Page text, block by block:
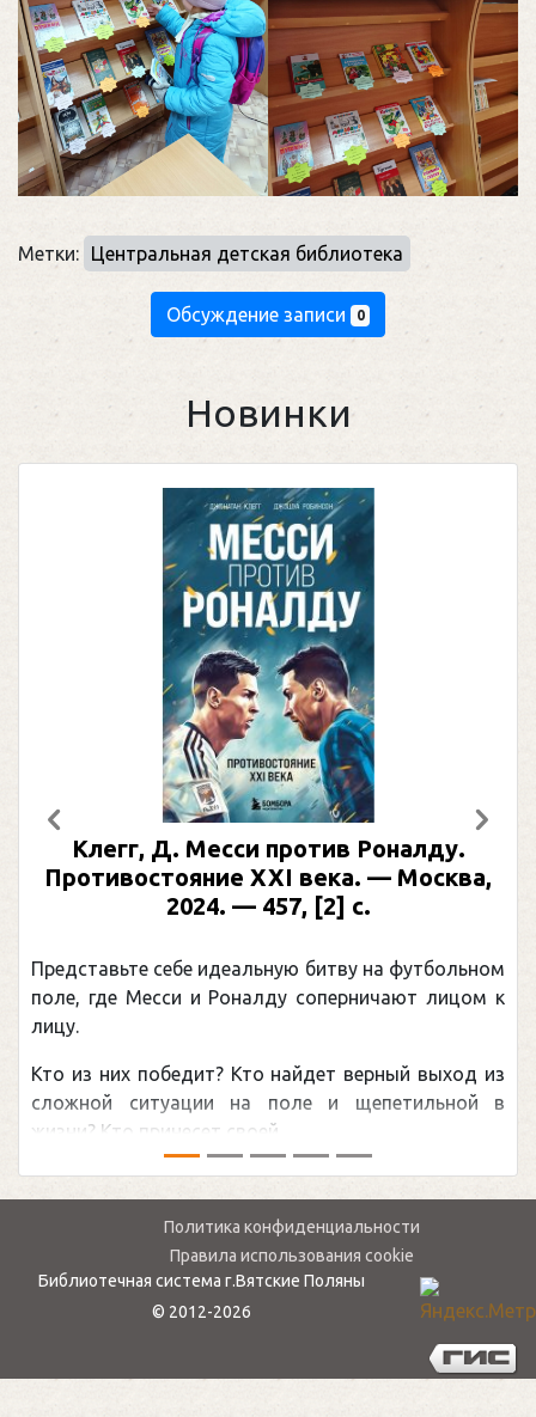
Метки: Центральная детская библиотека
Обсуждение записи 0
Новинки
Клегг, Д. Месси против Роналду.
Противостояние XXI века. — Москва,
2024. — 457, [2] с.
Представьте себе идеальную битву на футбольном
поле, где Месси и Роналду соперничают лицом к
лицу.
Кто из них победит? Кто найдет верный выход из
сложной ситуации на поле и щепетильной в
жизни? Кто принесет своей ...
Предыдущий
Политика конфиденциальности
Правила использования cookie
Библиотечная система г.Вятские Поляны
© 2012-2026